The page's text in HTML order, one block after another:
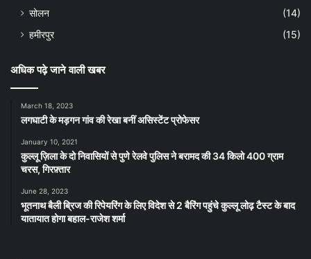
सोलन
(14)
हमीरपुर
(15)
अधिक पढ़े जाने वाली खबर
March 18, 2023
लगघाटी के मड़गन गांव की रेखा बनीं असिस्टेंट प्रोफेसर
January 10, 2021
कुल्लू ज़िला के दो निवासियों से पुणे रेलवे पुलिस ने बरामद की 34 किलो 400 ग्राम
चरस, गिरफ़्तार
June 28, 2023
भूतनाथ बैली ब्रिज की रिपेयरिंग के लिए विदेश से 2 बैरिंग पहुंचे कुल्लू लोढ़ टैस्ट के बाद
यातायात होगा बहाल-राजेश शर्मा